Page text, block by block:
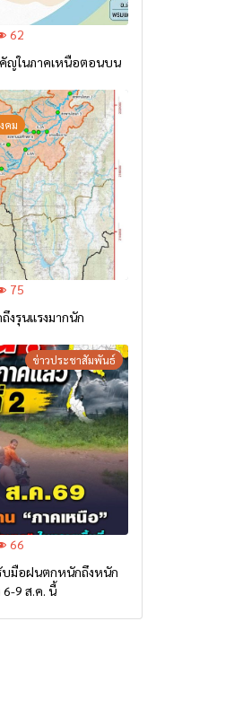
62
ญในภาคเหนือตอนบน
คม
75
งรุนแรงมากนัก
ข่าวประชาสัมพันธ์
66
บมือฝนตกหนักถึงหนัก
6-9 ส.ค. นี้